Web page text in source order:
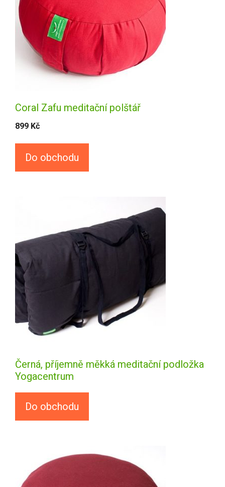
Coral Zafu meditační polštář
899 Kč
Do obchodu
Černá, příjemně měkká meditační podložka
Yogacentrum
Do obchodu